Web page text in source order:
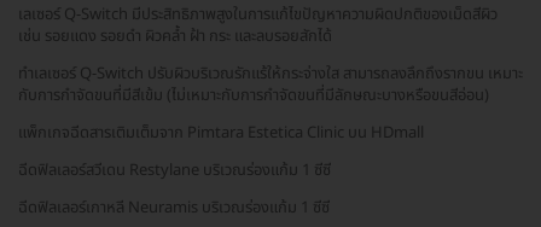
เลเซอร์ Q-Switch มีประสิทธิภาพสูงในการแก้ไขปัญหาความผิดปกติของเม็ดสีผิว
เช่น รอยแดง รอยดำ ผิวคล้ำ ฝ้า กระ และลบรอยสักได้
ทำเลเซอร์ Q-Switch ปรับผิวบริเวณรักแร้ให้กระจ่างใส สามารถลงลึกถึงรากขน เหมาะ
กับการกำจัดขนที่มีสีเข้ม (ไม่เหมาะกับการกำจัดขนที่มีลักษณะบางหรือขนสีอ่อน)
แพ็กเกจฉีดสารเติมเต็มจาก Pimtara Estetica Clinic บน HDmall
ฉีดฟิลเลอร์สวีเดน Restylane บริเวณร่องแก้ม 1 ซีซี
ฉีดฟิลเลอร์เกาหลี Neuramis บริเวณร่องแก้ม 1 ซีซี